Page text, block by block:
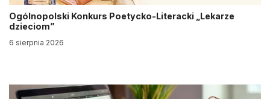
Ogólnopolski Konkurs Poetycko-Literacki „Lekarze
dzieciom”
6 sierpnia 2026